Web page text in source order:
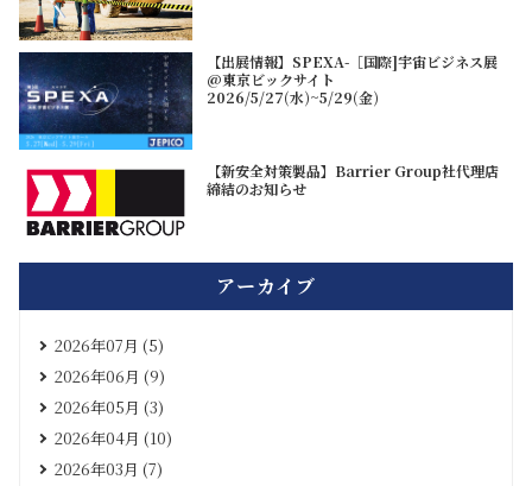
【出展情報】SPEXA-［国際]宇宙ビジネス展
@東京ビックサイト
2026/5/27(水)~5/29(金)
【新安全対策製品】Barrier Group社代理店
締結のお知らせ
アーカイブ
2026年07月 (5)
2026年06月 (9)
2026年05月 (3)
2026年04月 (10)
2026年03月 (7)